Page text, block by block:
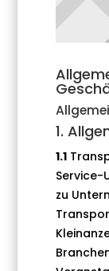
1.
1.1
Service-
zu